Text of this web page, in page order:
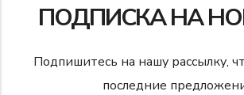
ПОДПИСКА НА
Подпишитесь на нашу рассылку,
последние